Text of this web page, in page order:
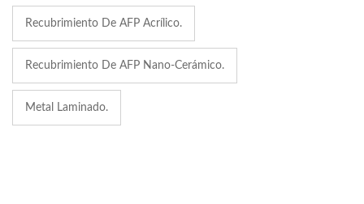
Recubrimiento De AFP Acrílico.
Recubrimiento De AFP Nano-Cerámico.
Metal Laminado.